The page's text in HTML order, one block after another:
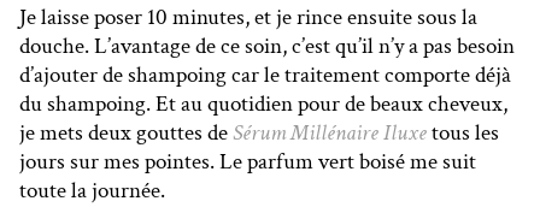
Je laisse poser 10 minutes, et je rince ensuite sous la
douche. L’avantage de ce soin, c’est qu’il n’y a pas besoin
d’ajouter de shampoing car le traitement comporte déjà
du shampoing. Et au quotidien pour de beaux cheveux,
je mets deux gouttes de Sérum Millénaire Iluxetous les
jours sur mes pointes. Le parfum vert boisé me suit
toute la journée.